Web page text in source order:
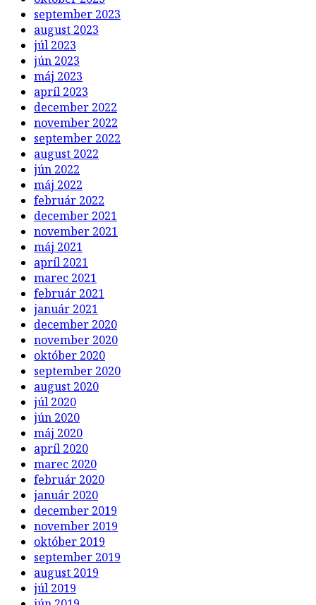
september 2023
august 2023
júl 2023
jún 2023
máj 2023
apríl 2023
december 2022
november 2022
september 2022
august 2022
jún 2022
máj 2022
február 2022
december 2021
november 2021
máj 2021
apríl 2021
marec 2021
február 2021
január 2021
december 2020
november 2020
október 2020
september 2020
august 2020
júl 2020
jún 2020
máj 2020
apríl 2020
marec 2020
február 2020
január 2020
december 2019
november 2019
október 2019
september 2019
august 2019
júl 2019